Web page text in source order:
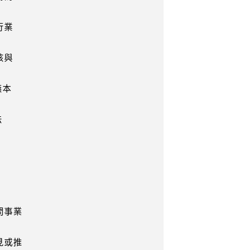
事業
推